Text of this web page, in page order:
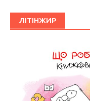
ЛІТІНЖИР